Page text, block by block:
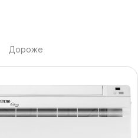
Дороже